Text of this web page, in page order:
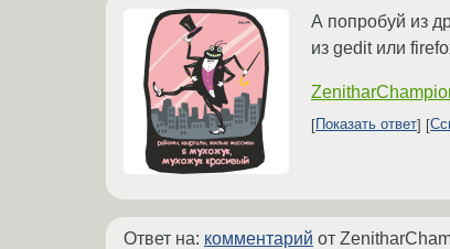
А попробуй из
из gedit или
Показать ответ
Ответ на: комментарий от